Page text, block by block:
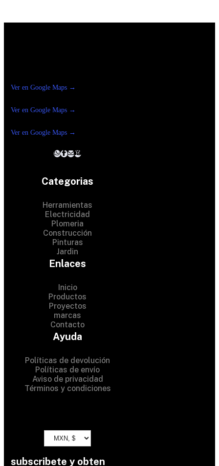
Ver en Google Maps →
Ver en Google Maps →
Ver en Google Maps →
Categorias
Herramientas
Electricidad
Plomeria
Construcción
Pinturas
Jardin
Enlaces
Inicio
Productos
Proyectos
marcas
Contacto
Ayuda
Políticas de devolución
Políticas de envío
Aviso de privacidad
Términos y condiciones
subscribete y obten